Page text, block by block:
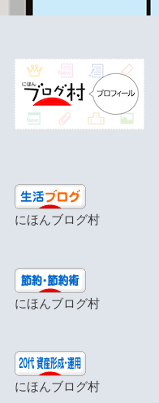
にほんブログ村
にほんブログ村
にほんブログ村